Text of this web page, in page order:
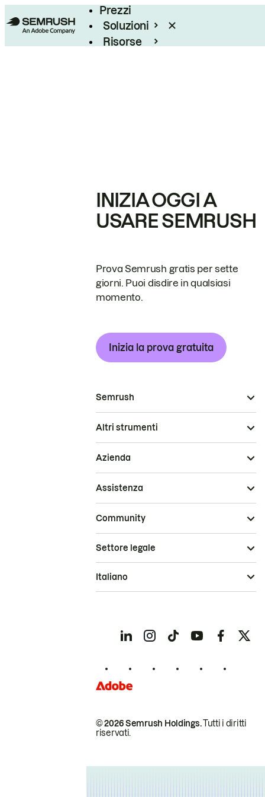
Prezzi
Soluzioni
Risorse
INIZIA OGGI A
USARE SEMRUSH
Prova Semrush gratis per sette
giorni. Puoi disdire in qualsiasi
momento.
Inizia la prova gratuita
Semrush
Altri strumenti
Azienda
Assistenza
Community
© 2026 Semrush Holdings.Tutti i diritti
riservati.
Settore legale
Italiano